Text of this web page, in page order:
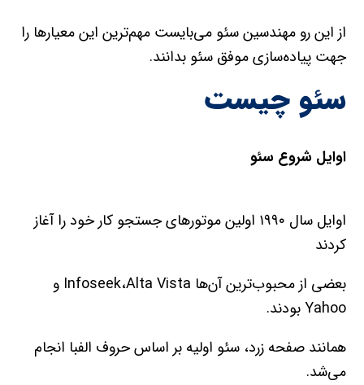
از اين رو مهندسين سئو مي‌بايست مهم‌ترين اين معيار‌ها را
جهت پياده‌سازي موفق سئو بدانند.
سئو چیست
اوايل شروع سئو
اوايل سال ۱۹۹۰ اولين موتور‌هاي جستجو کار خود را آغاز
کردند
بعضي از محبوب‌ترين آن‌ها Infoseek،Alta Vista و
Yahoo بودند.
همانند صفحه زرد، سئو اوليه بر اساس حروف الفبا انجام
مي‌شد.